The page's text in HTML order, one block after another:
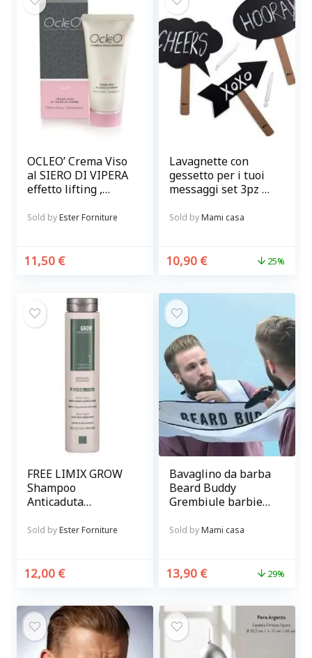
OCLEO’ Crema Viso
al SIERO DI VIPERA
effetto lifting ,
Sold byEster Forniture
11,50 €
Lavagnette con
gessetto per i tuoi
messaggi set 3pz @
Sold byMami casa
10,90 € 25%
FREE LIMIX GROW
Shampoo
Anticaduta
capelli
Sold byEster Forniture
12,00 €
Bavaglino da barba
Beard Buddy
Grembiule barbiere
curare la barba
Sold byMami casa
13,90 € 29%